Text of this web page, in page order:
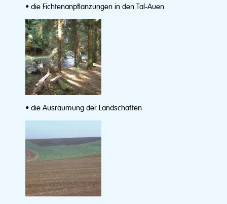
• die Fichtenanpflanzungen in den Tal-Auen
• die Ausräumung der Landschaften